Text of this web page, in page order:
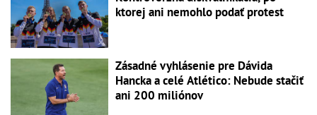
ktorej ani nemohlo podať protest
Zásadné vyhlásenie pre Dávida
Hancka a celé Atlético: Nebude stačiť
ani 200 miliónov